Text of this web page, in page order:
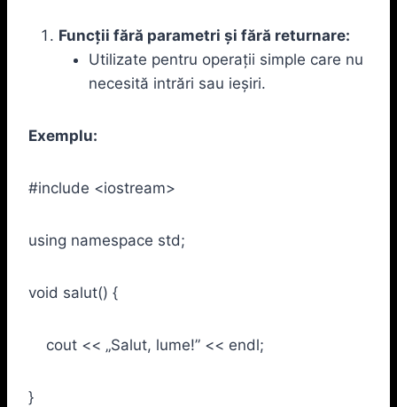
Funcții fără parametri și fără returnare:
Utilizate pentru operații simple care nu
necesită intrări sau ieșiri.
Exemplu:
#include <iostream>
using namespace std;
void salut() {
cout << „Salut, lume!” << endl;
}